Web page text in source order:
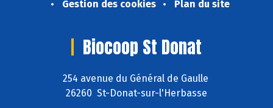
Gestion des cookies
Plan du site
Biocoop St Donat
254 avenue du Général de Gaulle
26260 St-Donat-sur-l'Herbasse